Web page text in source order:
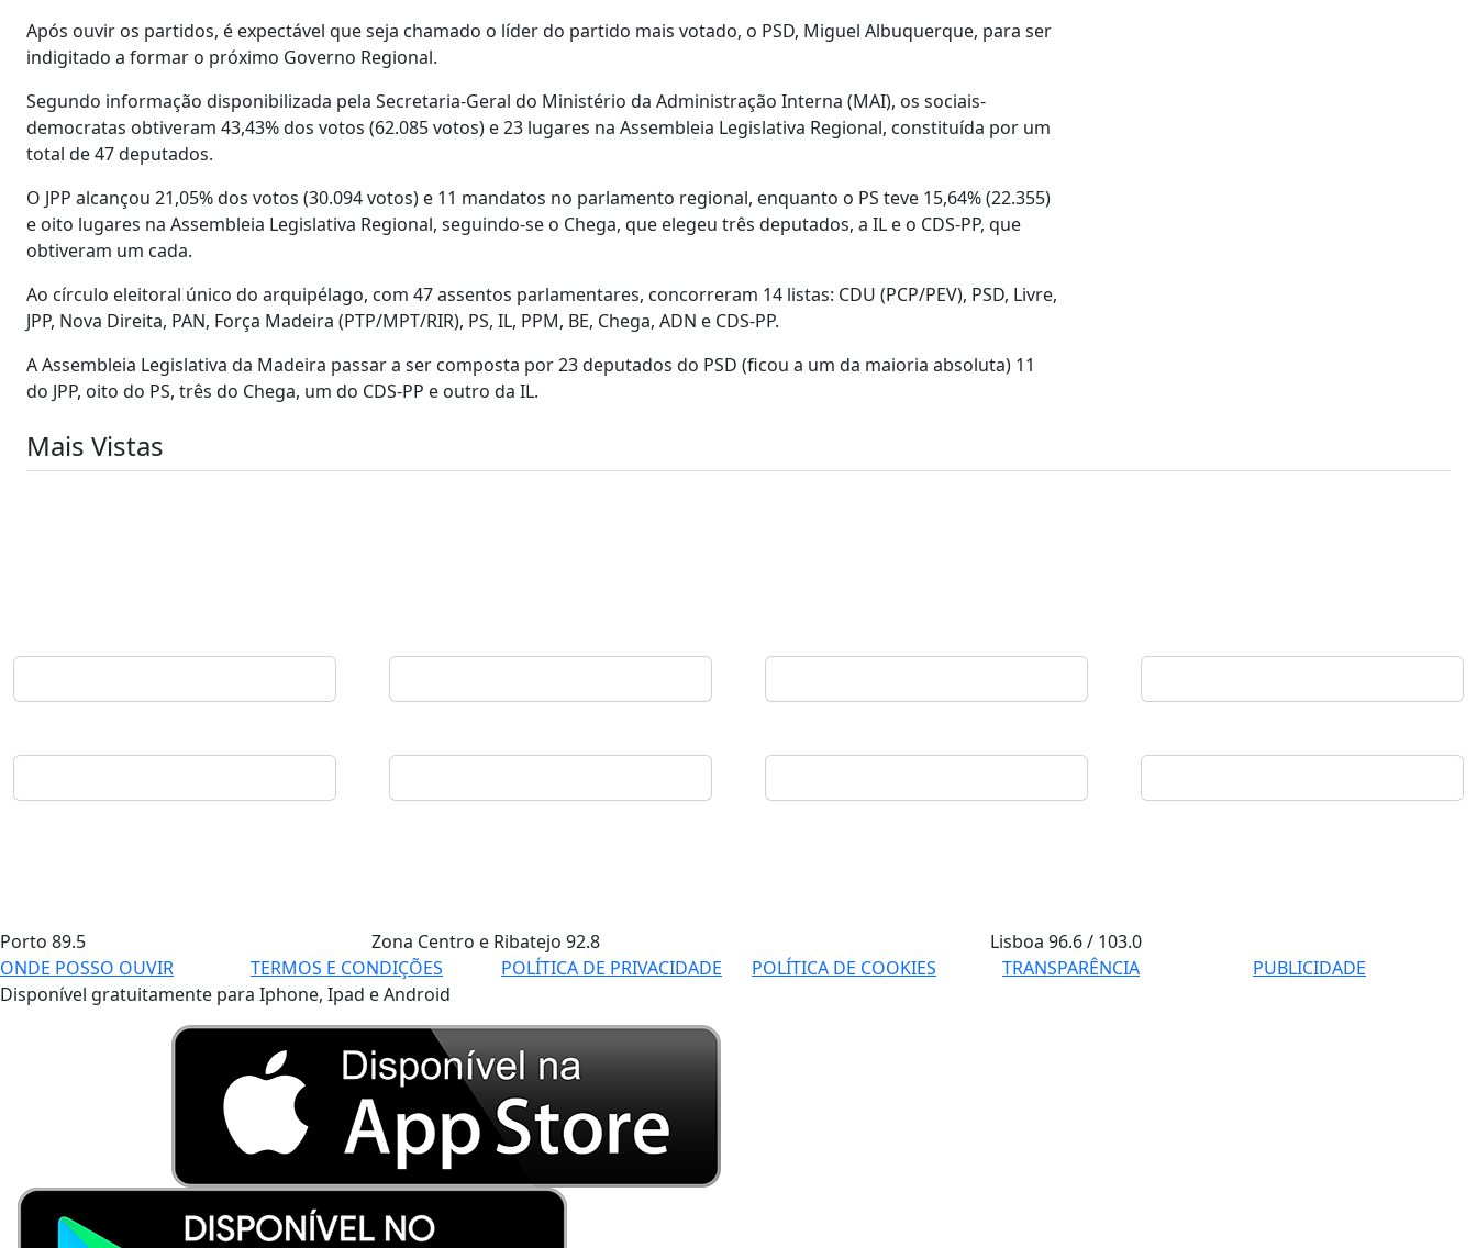
Após ouvir os partidos, é expectável que seja chamado o líder do partido mais votado, o PSD, Miguel Albuquerque, para ser
indigitado a formar o próximo Governo Regional.
Segundo informação disponibilizada pela Secretaria-Geral do Ministério da Administração Interna (MAI), os sociais-
democratas obtiveram 43,43% dos votos (62.085 votos) e 23 lugares na Assembleia Legislativa Regional, constituída por um
total de 47 deputados.
O JPP alcançou 21,05% dos votos (30.094 votos) e 11 mandatos no parlamento regional, enquanto o PS teve 15,64% (22.355)
e oito lugares na Assembleia Legislativa Regional, seguindo-se o Chega, que elegeu três deputados, a IL e o CDS-PP, que
obtiveram um cada.
Ao círculo eleitoral único do arquipélago, com 47 assentos parlamentares, concorreram 14 listas: CDU (PCP/PEV), PSD, Livre,
JPP, Nova Direita, PAN, Força Madeira (PTP/MPT/RIR), PS, IL, PPM, BE, Chega, ADN e CDS-PP.
A Assembleia Legislativa da Madeira passar a ser composta por 23 deputados do PSD (ficou a um da maioria absoluta) 11
do JPP, oito do PS, três do Chega, um do CDS-PP e outro da IL.
Mais Vistas
Porto 89.5 Zona Centro e Ribatejo 92.8 Lisboa96.6 / 103.0
ONDE POSSO OUVIR
TERMOS E CONDIÇÕES POLÍTICA DE PRIVACIDADE POLÍTICA DE COOKIES TRANSPARÊNCIA
PUBLICIDADE
Disponível gratuitamente para Iphone, Ipad e Android